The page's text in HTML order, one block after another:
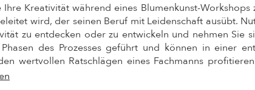
Kreativität während eines Blumenkunst-Workshops
wird, der seinen Beruf mit Leidenschaft ausübt.
zu entdecken oder zu entwickeln und nehmen Sie
des Prozesses geführt und können in einer
wertvollen Ratschlägen eines Fachmanns